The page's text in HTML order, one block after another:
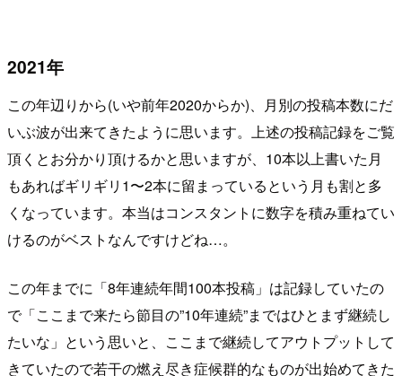
2021年
この年辺りから(いや前年2020からか)、月別の投稿本数にだ
いぶ波が出来てきたように思います。上述の投稿記録をご覧
頂くとお分かり頂けるかと思いますが、10本以上書いた月
もあればギリギリ1〜2本に留まっているという月も割と多
くなっています。本当はコンスタントに数字を積み重ねてい
けるのがベストなんですけどね…。
この年までに「8年連続年間100本投稿」は記録していたの
で「ここまで来たら節目の”10年連続”まではひとまず継続し
たいな」という思いと、ここまで継続してアウトプットして
きていたので若干の燃え尽き症候群的なものが出始めてきた